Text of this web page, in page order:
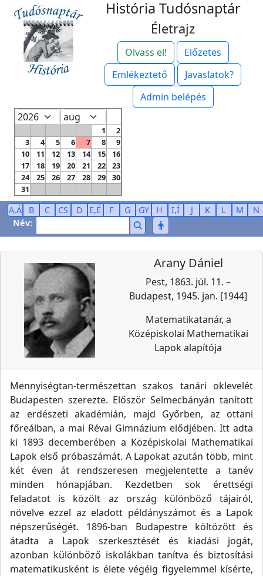
História Tudósnaptár
Életrajz
Olvass el!
Előzetes
Emlékeztető
Javaslatok?
Admin belépés
1
2
3
4 5 6 7 8
9
10
11 12 13 14 15
16
17
18 19 20 21 22
23
24
25 26 27 28 29
30
31
A,Á B C CS D E,É F G GY H I,Í J K L M
N
Név:
Arany Dániel
Pest, 1863. júl. 11. –
Budapest, 1945. jan. [1944]
Matematikatanár, a
Középiskolai Mathematikai
Lapok alapítója
Mennyiségtan-természettan szakos tanári oklevelét
Budapesten szerezte. Először Selmecbányán tanított
az erdészeti akadémián, majd Győrben, az ottani
főreálban, a mai Révai Gimnázium elődjében. Itt adta
ki 1893 decemberében a Középiskolai Mathematikai
Lapok első próbaszámát. A Lapokat azután több, mint
két éven át rendszeresen megjelentette a tanév
minden hónapjában. Kezdetben sok érettségi
feladatot is közölt az ország különböző tájairól,
növelve ezzel az eladott példányszámot és a Lapok
népszerűségét. 1896-ban Budapestre költözött és
átadta a Lapok szerkesztését és kiadási jogát,
azonban különböző iskolákban tanítva és biztosítási
matematikusként is élete végéig figyelemmel kísérte,